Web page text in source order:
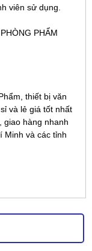
viên sử dụng.
PHẨM
thiết bị văn
và lẻ giá tốt nhất
giao hàng nhanh
Minh và các tỉnh